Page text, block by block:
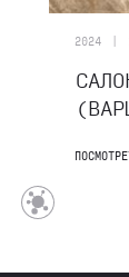
2024 |